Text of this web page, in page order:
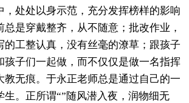
，处处以身示范，充分发挥榜样的影响
总是穿戴整齐，从不随意；批改作业，
的工整认真，没有丝毫的潦草；跟孩子
孩子们一起做，而不仅仅是做一名指挥
教无痕。于永正老师总是通过自己的一
生。正所谓“”随风潜入夜，润物细无